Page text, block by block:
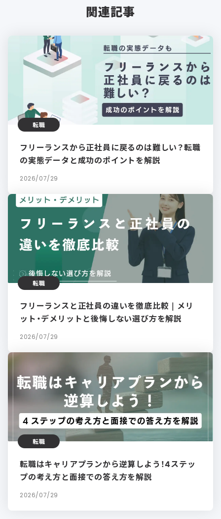
関連記事
転職
フリーランスから正社員に戻るのは難しい？転職
の実態データと成功のポイントを解説
2026/07/29
転職
フリーランスと正社員の違いを徹底比較｜メリ
ット・デメリットと後悔しない選び方を解説
2026/07/29
転職
転職はキャリアプランから逆算しよう！4ステッ
プの考え方と面接での答え方を解説
2026/07/29